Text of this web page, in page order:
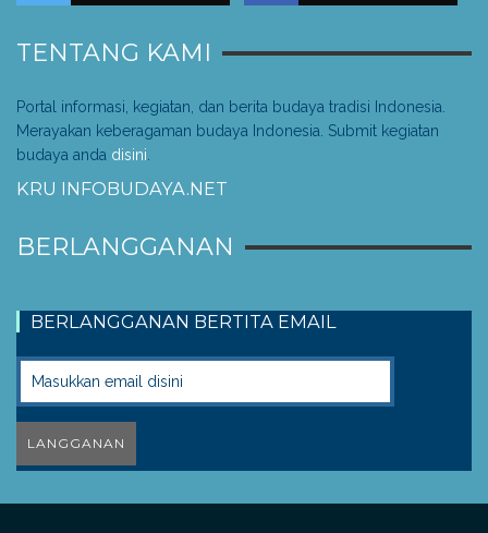
TENTANG KAMI
Portal informasi, kegiatan, dan berita budaya tradisi Indonesia.
Merayakan keberagaman budaya Indonesia. Submit kegiatan
budaya anda disini.
KRU INFOBUDAYA.NET
BERLANGGANAN
BERLANGGANAN BERTITA EMAIL